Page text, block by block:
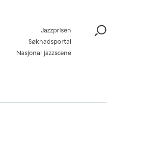
Jazzprisen
Søknadsportal
Nasjonal jazzscene